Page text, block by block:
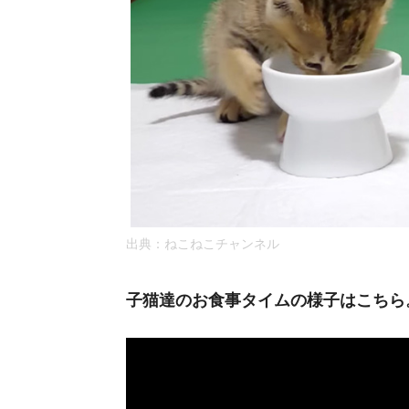
出典：ねこねこチャンネル
子猫達のお食事タイムの様子はこち